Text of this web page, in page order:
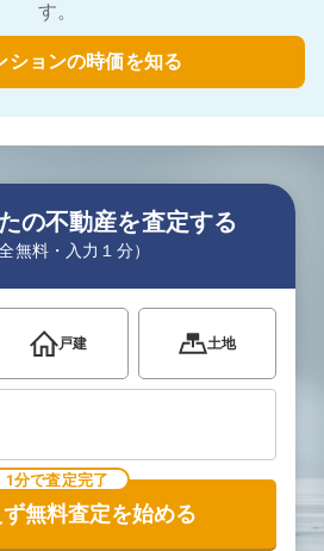
す。
ションの時価を知る
の不動産を査定する
全無料・入力１分）
戸建 土地
1分で査定完了
ず無料査定を始める